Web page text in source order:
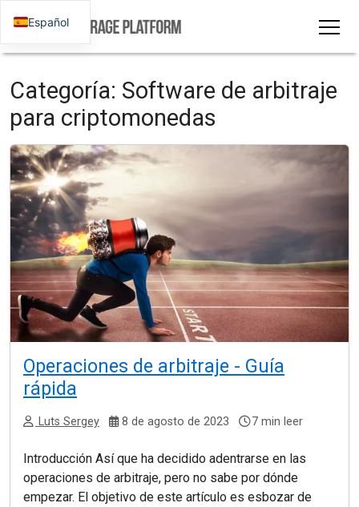
Categoría: Software de arbitraje
para criptomonedas
Operaciones de arbitraje - Guía
rápida
Luts Sergey 8 de agosto de 2023 7 min leer
Introducción Así que ha decidido adentrarse en las
operaciones de arbitraje, pero no sabe por dónde
empezar. El objetivo de este artículo es esbozar de
Español